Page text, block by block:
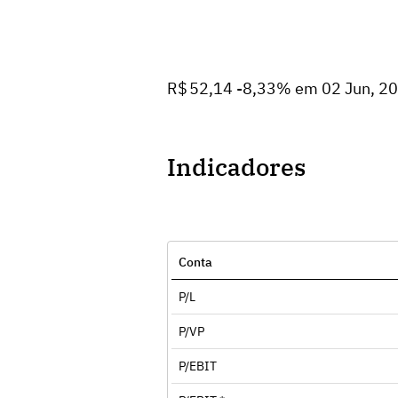
R$ 52,14 -8,33% em 02 Jun,
Indicadores
Conta
P/L
P/VP
P/EBIT